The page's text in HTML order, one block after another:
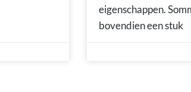
eigenschappen.
bovendien een stuk